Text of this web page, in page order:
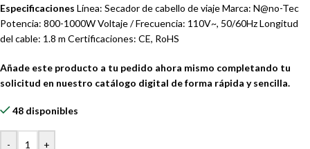
Especificaciones Línea: Secador de cabello de viaje Marca: N@no-Tec
Potencia: 800-1000W Voltaje / Frecuencia: 110V~, 50/60Hz Longitud
del cable: 1.8 m Certificaciones: CE, RoHS
Añade este producto a tu pedido ahora mismo completando tu
solicitud en nuestro catálogo digital de forma rápida y sencilla.
48 disponibles
- +